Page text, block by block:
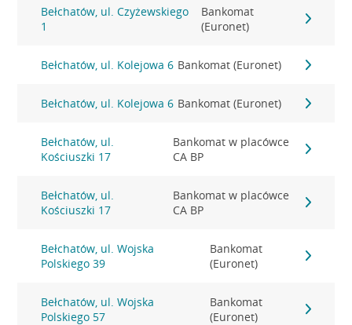
Bełchatów, ul. Czyżewskiego
1
Bankomat
(Euronet)
Bełchatów, ul. Kolejowa 6 Bankomat (Euronet)
Bełchatów, ul. Kolejowa 6 Bankomat (Euronet)
Bełchatów, ul.
Kościuszki 17
Bankomat w placówce
CA BP
Bełchatów, ul.
Kościuszki 17
Bankomat w placówce
CA BP
Bełchatów, ul. Wojska
Polskiego 39
Bankomat
(Euronet)
Bełchatów, ul. Wojska
Polskiego 57
Bankomat
(Euronet)